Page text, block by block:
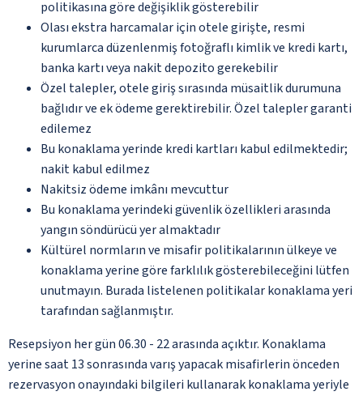
politikasına göre değişiklik gösterebilir
Olası ekstra harcamalar için otele girişte, resmi
kurumlarca düzenlenmiş fotoğraflı kimlik ve kredi kartı,
banka kartı veya nakit depozito gerekebilir
Özel talepler, otele giriş sırasında müsaitlik durumuna
bağlıdır ve ek ödeme gerektirebilir. Özel talepler garanti
edilemez
Bu konaklama yerinde kredi kartları kabul edilmektedir;
nakit kabul edilmez
Nakitsiz ödeme imkânı mevcuttur
Bu konaklama yerindeki güvenlik özellikleri arasında
yangın söndürücü yer almaktadır
Kültürel normların ve misafir politikalarının ülkeye ve
konaklama yerine göre farklılık gösterebileceğini lütfen
unutmayın. Burada listelenen politikalar konaklama yeri
tarafından sağlanmıştır.
Resepsiyon her gün 06.30 - 22 arasında açıktır. Konaklama
yerine saat 13 sonrasında varış yapacak misafirlerin önceden
rezervasyon onayındaki bilgileri kullanarak konaklama yeriyle